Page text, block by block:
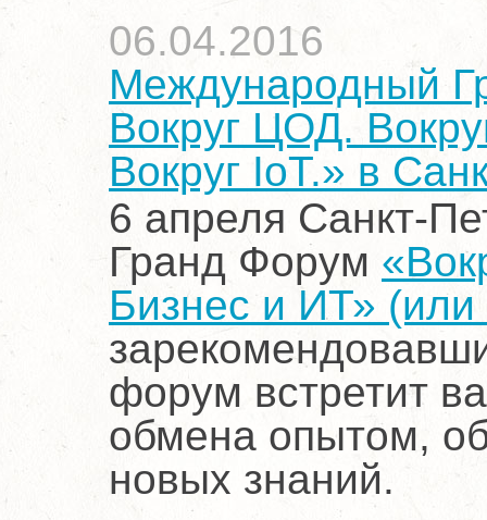
06.04.2016
Международный
Вокруг ЦОД.
Вокруг IoT.» в
6 апреля Санкт-
Гранд Форум
Бизнес и ИТ» (или
форум встретит
обмена опытом,
новых знаний.